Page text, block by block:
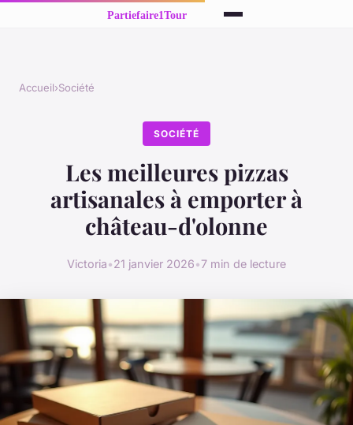
Accueil›Société
SOCIÉTÉ
Les meilleures pizzas
artisanales à emporter à
château-d'olonne
Victoria•21 janvier 2026•7 min de lecture